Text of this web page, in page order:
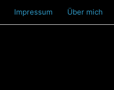
Impressum Über mich